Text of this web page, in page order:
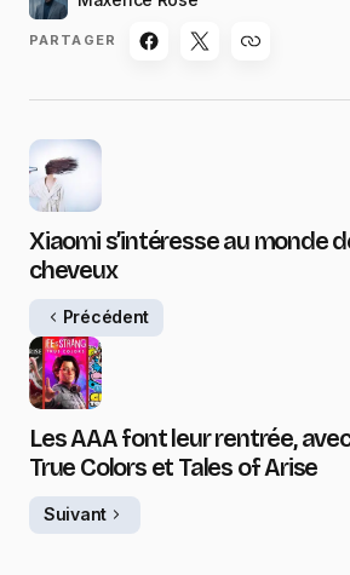
PARTAGER
Xiaomi s’intéresse au monde
cheveux
Précédent
Les AAA font leur rentrée,
True Colors et Tales of Arise
Suivant